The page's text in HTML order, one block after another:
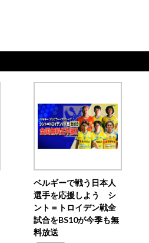
ベルギーで戦う日本人
選手を応援しよう シ
ント＝トロイデン戦全
試合をBS10が今季も無
料放送